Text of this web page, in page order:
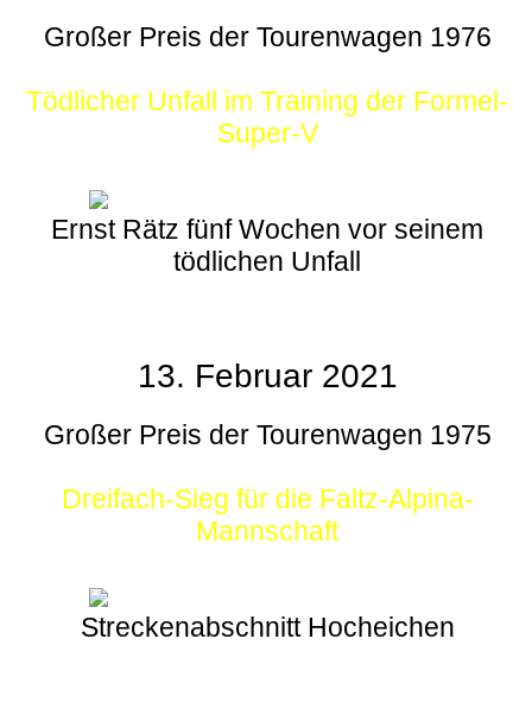
Großer Preis der Tourenwagen 1976
Tödlicher Unfall im Training der Formel-
Super-V
Ernst Rätz fünf Wochen vor seinem
tödlichen Unfall
13. Februar 2021
Großer Preis der Tourenwagen 1975
Dreifach-Sieg für die Faltz-Alpina-
Mannschaft
Streckenabschnitt Hocheichen